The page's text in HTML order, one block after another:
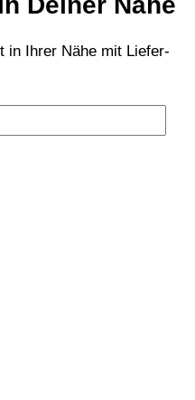
in Ihrer Nähe mit Liefer-